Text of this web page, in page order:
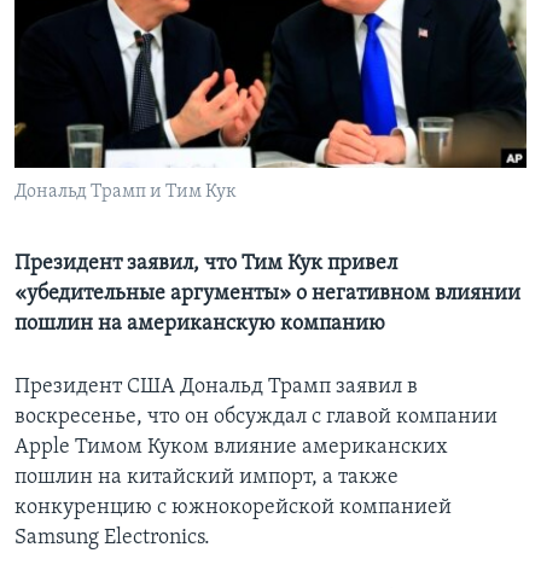
Learning English
СОЦИАЛЬНЫЕ СЕТИ
Дональд Трамп и Тим Кук
Президент заявил, что Тим Кук привел
«убедительные аргументы» о негативном влиянии
пошлин на американскую компанию
Президент США Дональд Трамп заявил в
воскресенье, что он обсуждал с главой компании
Apple Тимом Куком влияние американских
пошлин на китайский импорт, а также
конкуренцию с южнокорейской компанией
Samsung Electronics.